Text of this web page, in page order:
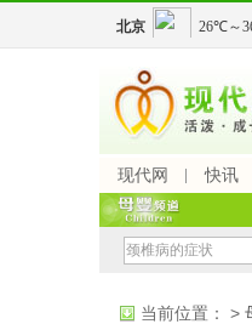
现代网 快讯
当前位置： >